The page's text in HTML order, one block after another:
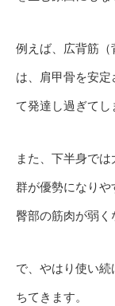
例えば、広背筋
は、肩甲骨を安
て発達し過ぎてし
また、下半身で
群が優勢になり
臀部の筋肉が弱く
で、やはり使い
ちてきます。